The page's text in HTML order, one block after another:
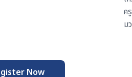
ครู
ม
Now